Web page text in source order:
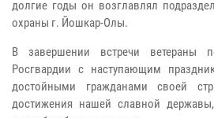
долгие годы он возглавлял
охраны г. Йошкар-Олы.
В завершении встречи ветераны
Росгвардии с наступающим
достойными гражданами своей
достижения нашей славной